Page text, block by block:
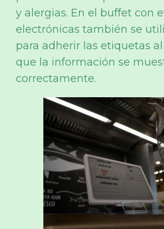
y alergias. En el buffet con
electrónicas también se
para adherir las etiquetas
que la información se
correctamente.